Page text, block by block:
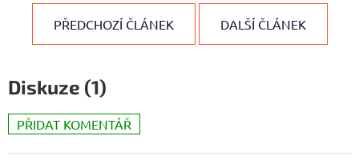
PŘEDCHOZÍ ČLÁNEK DALŠÍ ČLÁNEK
Diskuze (1)
PŘIDAT KOMENTÁŘ